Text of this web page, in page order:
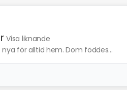
Visa liknande
för alltid hem. Dom föddes...